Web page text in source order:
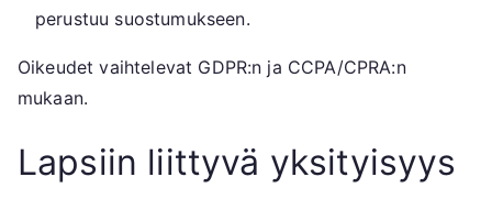
perustuu suostumukseen.
Oikeudet vaihtelevat GDPR:n ja CCPA/CPRA:n
mukaan.
Lapsiin liittyvä yksityisyys